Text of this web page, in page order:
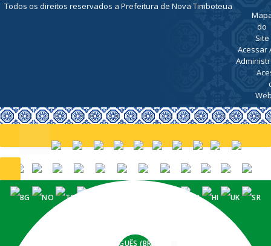
Todos os direitos reservados a Prefeitura de Nova Timboteua
do
Site
Acessar